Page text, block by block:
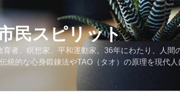
民スピリット
者、瞑想家、平和運動家。36年にわたり、人間
統的な心身鍛錬法やTAO（タオ）の原理を現代人